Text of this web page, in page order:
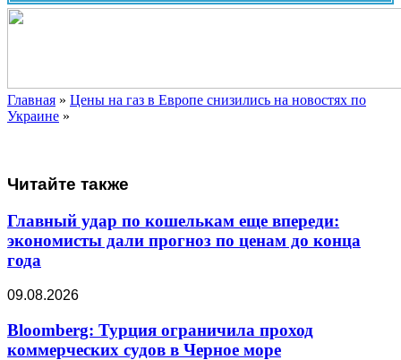
Главная » Цены на газ в Европе снизились на новостях по
Украине »
Читайте также
Главный удар по кошелькам еще впереди:
экономисты дали прогноз по ценам до конца
года
09.08.2026
Bloomberg: Турция ограничила проход
коммерческих судов в Черное море